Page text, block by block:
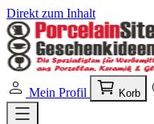
Direkt zum Inhalt
Mein Profil Korb